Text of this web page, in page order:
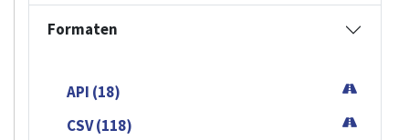
Formaten
API (18)
CSV (118)